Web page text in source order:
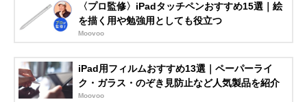
〈プロ監修〉iPadタッチペンおすすめ15選｜絵
を描く用や勉強用としても役立つ
Moovoo
iPad用フィルムおすすめ13選｜ペーパーライ
ク・ガラス・のぞき見防止など人気製品を紹介
Moovoo